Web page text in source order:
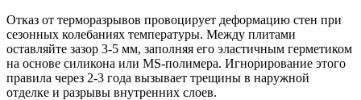
Отказ от терморазрывов провоцирует деформацию стен при
сезонных колебаниях температуры. Между плитами
оставляйте зазор 3-5 мм, заполняя его эластичным герметиком
на основе силикона или MS-полимера. Игнорирование этого
правила через 2-3 года вызывает трещины в наружной
отделке и разрывы внутренних слоев.